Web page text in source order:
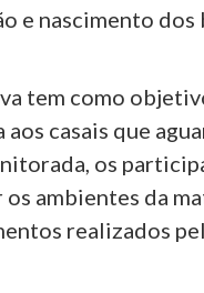
e nascimento dos
tem como
aos casais que
os
os ambientes da
realizados